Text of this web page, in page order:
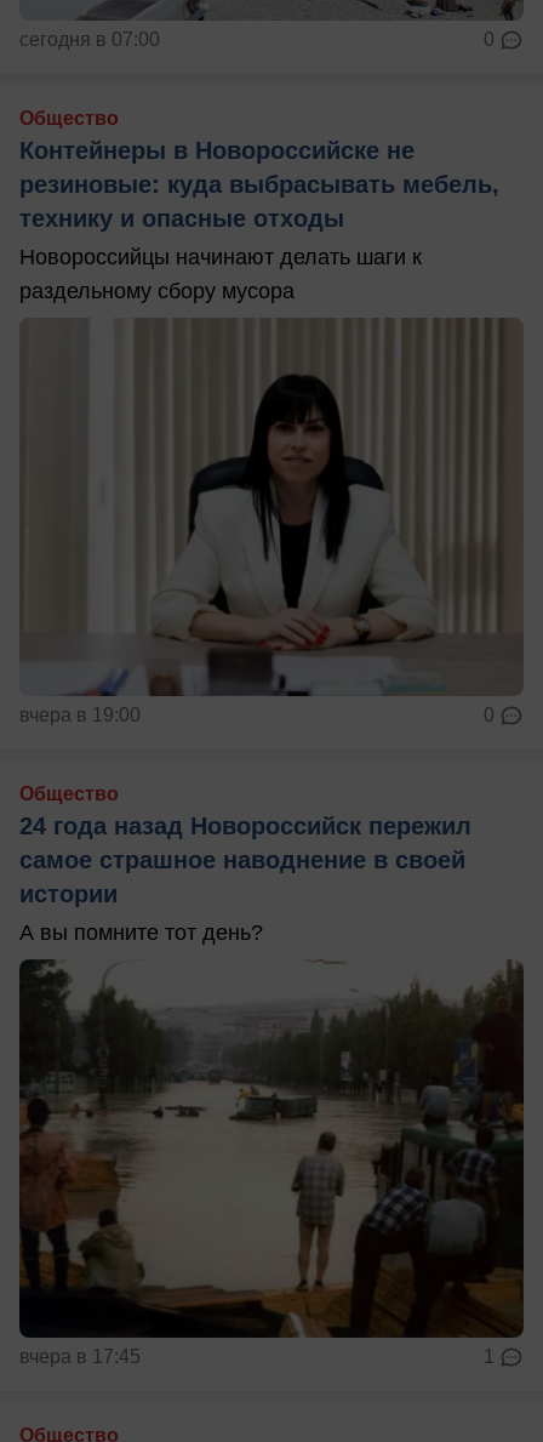
сегодня в 07:00 0
Общество
Контейнеры в Новороссийске не
резиновые: куда выбрасывать мебель,
технику и опасные отходы
Новороссийцы начинают делать шаги к
раздельному сбору мусора
вчера в 19:00 0
Общество
24 года назад Новороссийск пережил
самое страшное наводнение в своей
истории
А вы помните тот день?
вчера в 17:45 1
Общество